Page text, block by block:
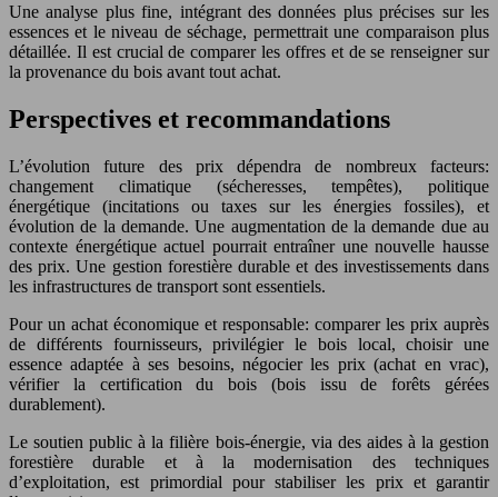
Une analyse plus fine, intégrant des données plus précises sur les
essences et le niveau de séchage, permettrait une comparaison plus
détaillée. Il est crucial de comparer les offres et de se renseigner sur
la provenance du bois avant tout achat.
Perspectives et recommandations
L’évolution future des prix dépendra de nombreux facteurs:
changement climatique (sécheresses, tempêtes), politique
énergétique (incitations ou taxes sur les énergies fossiles), et
évolution de la demande. Une augmentation de la demande due au
contexte énergétique actuel pourrait entraîner une nouvelle hausse
des prix. Une gestion forestière durable et des investissements dans
les infrastructures de transport sont essentiels.
Pour un achat économique et responsable: comparer les prix auprès
de différents fournisseurs, privilégier le bois local, choisir une
essence adaptée à ses besoins, négocier les prix (achat en vrac),
vérifier la certification du bois (bois issu de forêts gérées
durablement).
Le soutien public à la filière bois-énergie, via des aides à la gestion
forestière durable et à la modernisation des techniques
d’exploitation, est primordial pour stabiliser les prix et garantir